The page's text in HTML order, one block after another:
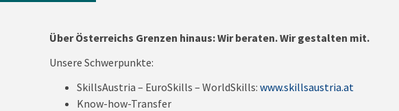
Über Österreichs Grenzen hinaus: Wir beraten. Wir gestalten mit.
Unsere Schwerpunkte:
SkillsAustria – EuroSkills – WorldSkills: www.skillsaustria.at
Know-how-Transfer